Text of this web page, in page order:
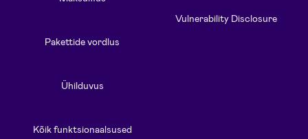
Pakettide vordlus
Ühilduvus
Kõik funktsionaalsused
Vulnerability Disclosure